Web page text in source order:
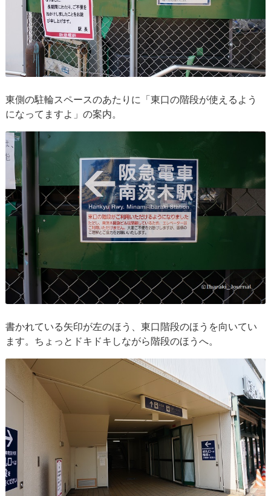
東側の駐輪スペースのあたりに「東口の階段が使えるよう
になってますよ」の案内。
書かれている矢印が左のほう、東口階段のほうを向いてい
ます。ちょっとドキドキしながら階段のほうへ。